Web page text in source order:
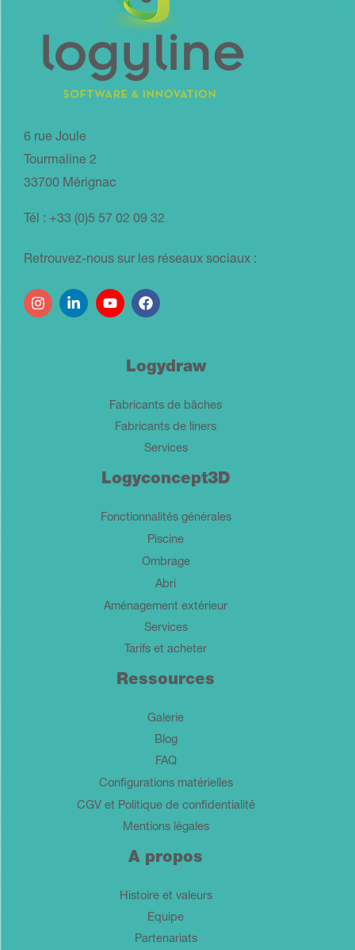
6 rue Joule
Tourmaline 2
33700 Mérignac
Tél : +33 (0)5 57 02 09 32
Retrouvez-nous sur les réseaux sociaux :
Logydraw
Fabricants de bâches
Fabricants de liners
Services
Logyconcept3D
Fonctionnalités générales
Piscine
Ombrage
Abri
Aménagement extérieur
Services
Tarifs et acheter
Ressources
Galerie
Blog
FAQ
Configurations matérielles
CGV et Politique de confidentialité
Mentions légales
A propos
Histoire et valeurs
Equipe
Partenariats